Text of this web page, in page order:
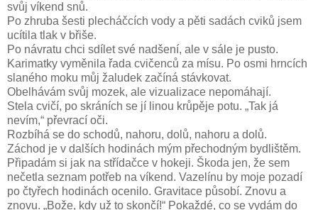
svůj víkend snů.
Po zhruba šesti plecháčcích vody a pěti sadách cviků jsem
ucítila tlak v břiše.
Po návratu chci sdílet své nadšení, ale v sále je pusto.
Karimatky vyměnila řada cvičenců za mísu. Po osmi hrncích
slaného moku můj žaludek začíná stávkovat.
Obelhávám svůj mozek, ale vizualizace nepomáhají.
Stela cvičí, po skráních se jí linou krůpěje potu. „Tak já
nevím,“ převrací oči.
Rozbíhá se do schodů, nahoru, dolů, nahoru a dolů.
Záchod je v dalších hodinách mým přechodným bydlištěm.
Připadám si jak na střídačce v hokeji. Škoda jen, že sem
nečetla seznam potřeb na víkend. Vazelínu by moje pozadí
po čtyřech hodinách ocenilo. Gravitace působí. Znovu a
znovu. „Bože, kdy už to skončí!“ Pokaždé, co se vydám do